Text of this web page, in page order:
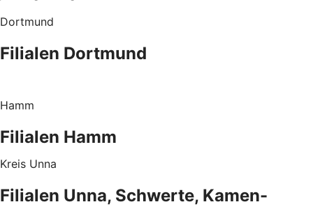
Dortmund
Filialen Dortmund
Hamm
Filialen Hamm
Kreis Unna
Filialen Unna, Schwerte, Kamen-